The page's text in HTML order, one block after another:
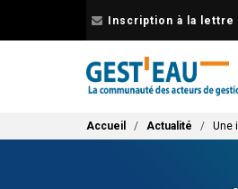
Inscription à la lettre
Fil d'Ariane
Accueil Actualité Une